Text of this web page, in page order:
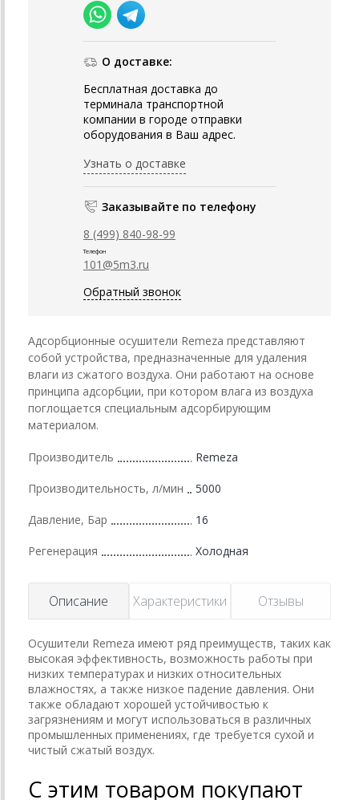
О доставке:
Бесплатная доставка до
терминала транспортной
компании в городе отправки
оборудования в Ваш адрес.
Узнать о доставке
Заказывайте по телефону
8 (499) 840-98-99
Телефон
101@5m3.ru
Обратный звонок
Адсорбционные осушители Remeza представляют
собой устройства, предназначенные для удаления
влаги из сжатого воздуха. Они работают на основе
принципа адсорбции, при котором влага из воздуха
поглощается специальным адсорбирующим
материалом.
Производитель Remeza
Производительность, л/мин 5000
Давление, Бар 16
Регенерация Холодная
Описание Характеристики Отзывы
Осушители Remeza имеют ряд преимуществ, таких как
высокая эффективность, возможность работы при
низких температурах и низких относительных
влажностях, а также низкое падение давления. Они
также обладают хорошей устойчивостью к
загрязнениям и могут использоваться в различных
промышленных применениях, где требуется сухой и
чистый сжатый воздух.
С этим товаром покупают